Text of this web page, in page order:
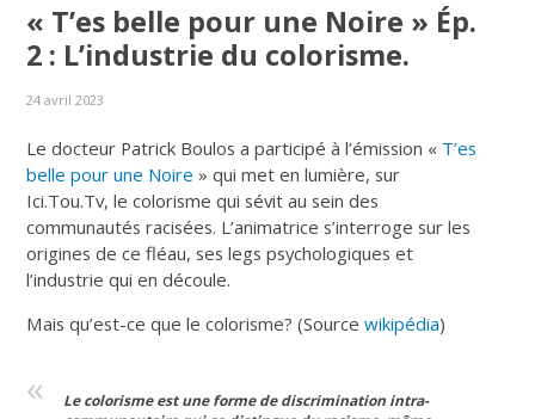
« T’es belle pour une Noire » Ép.
2 : L’industrie du colorisme.
24 avril 2023
Le docteur Patrick Boulos a participé à l’émission « T’es
belle pour une Noire » qui met en lumière, sur
Ici.Tou.Tv, le colorisme qui sévit au sein des
communautés racisées. L’animatrice s’interroge sur les
origines de ce fléau, ses legs psychologiques et
l’industrie qui en découle.
Mais qu’est-ce que le colorisme? (Sourcewikipédia)
Le colorisme est une forme de discrimination intra-